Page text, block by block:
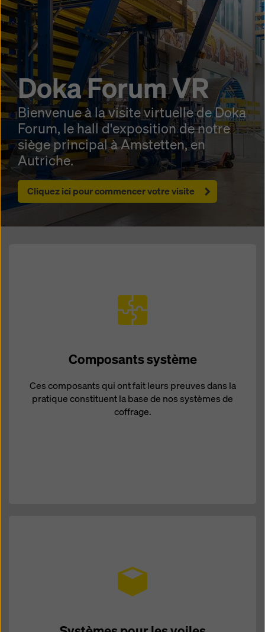
Doka Forum VR
Bienvenue à la visite virtuelle de Doka
Forum, le hall d'exposition de notre
siège principal à Amstetten, en
Autriche.
Cliquez ici pour commencer votre visite
Composants système
Ces composants qui ont fait leurs preuves dans la
pratique constituent la base de nos systèmes de
coffrage.